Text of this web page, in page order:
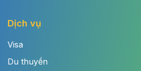
Dịch vụ
Visa
Du thuyền